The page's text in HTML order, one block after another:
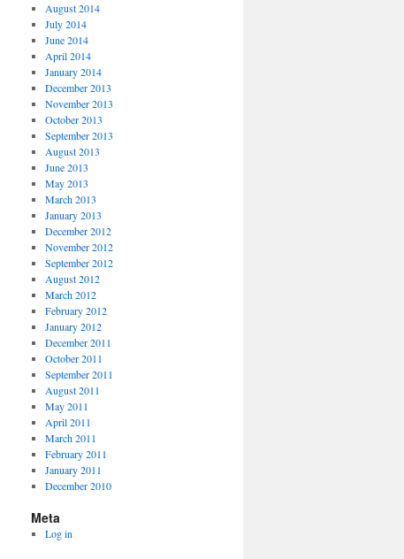
August 2014
July 2014
June 2014
April 2014
January 2014
December 2013
November 2013
October 2013
September 2013
August 2013
June 2013
May 2013
March 2013
January 2013
December 2012
November 2012
September 2012
August 2012
March 2012
February 2012
January 2012
December 2011
October 2011
September 2011
August 2011
May 2011
April 2011
March 2011
February 2011
January 2011
December 2010
Meta
Log in